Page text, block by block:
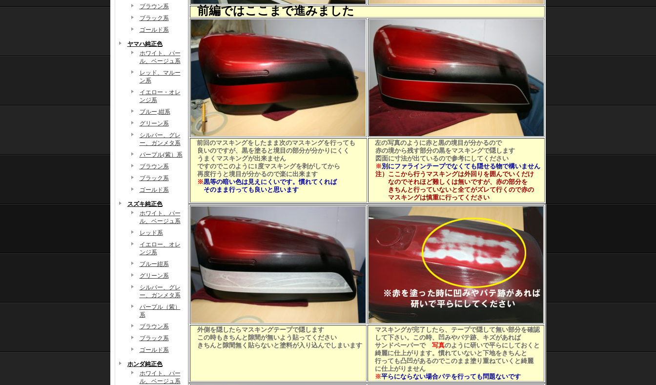
ブラウン系
ブラック系
ゴールド系
ヤマハ純正色
ホワイト、パー
ル、ベージュ系
レッド、マルー
ン系
イエロー・オレ
ンジ系
ブルー,紺系
グリーン系
シルバー、グレ
ー、ガンメタ系
パープル(紫）系
ブラウン系
ブラック系
ゴールド系
スズキ純正色
ホワイト、パー
ル、ベージュ系
レッド系
イエロー、オレ
ンジ系
ブルー紺系
グリーン系
シルバー、グレ
ー、ガンメタ系
パープル（紫）
系
ブラウン系
ブラック系
ゴールド系
ホンダ純正色
ホワイト、パー
ル、ベージュ系
前編ではここまで進みました
前回のマスキングをしたまま次のマスキングを行っても
良いのですが、黒を塗ると境目の部分が分かりにくく
うまくマスキングが出来ません
ですのでこのように1度マスキングを剥がしてから
再度行うと境目が分かるので楽に出来ます
※黒等の暗い色は見えにくいです。慣れてくれば
そのまま行っても良いと思います
左の写真のように赤と黒の境目が分かるので
赤の境から残す部分の黒をマスキングで隠します
図面に寸法が出ているので参考にしてください
※別にファラインテープでなくても隠せる物で構いません
注） ここから行うマスキングは外回りを囲んでいくだけ
なのでそれほど難しくは無いですが、赤の部分を
きちんと行っていないと全てがズレて行くので赤の
マスキングは慎重に行ってください
外側を隠したらマスキングテープで隠します
この時もきちんと隙間が無いよう貼ってください
きちんと隙間無く貼らないと塗料が入り込んでしまいます
マスキングが完了したら、テープで隠して無い部分を確認
して下さい。この時、凹みやパテ跡、キズがあれば
サンドペーパーで 写真のように研いで平らにしておくと
綺麗に仕上がります。慣れていないと下地をきちんと
行っても凸凹があるのでこのまま塗り重ねていくと綺麗
に仕上がりません
※平らにならない場合パテを行っても問題ないです